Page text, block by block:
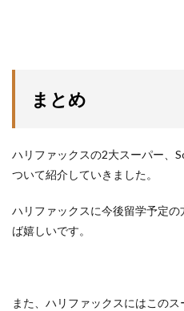
まとめ
ハリファックスの2大スーパー、
ついて紹介していきました。
ハリファックスに今後留学予定
ば嬉しいです。
また、ハリファックスにはこの